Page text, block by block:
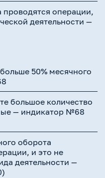
операции,
деятельности —
50% месячного
большое количество
— индикатор №68
оборота
и это не
деятельности —